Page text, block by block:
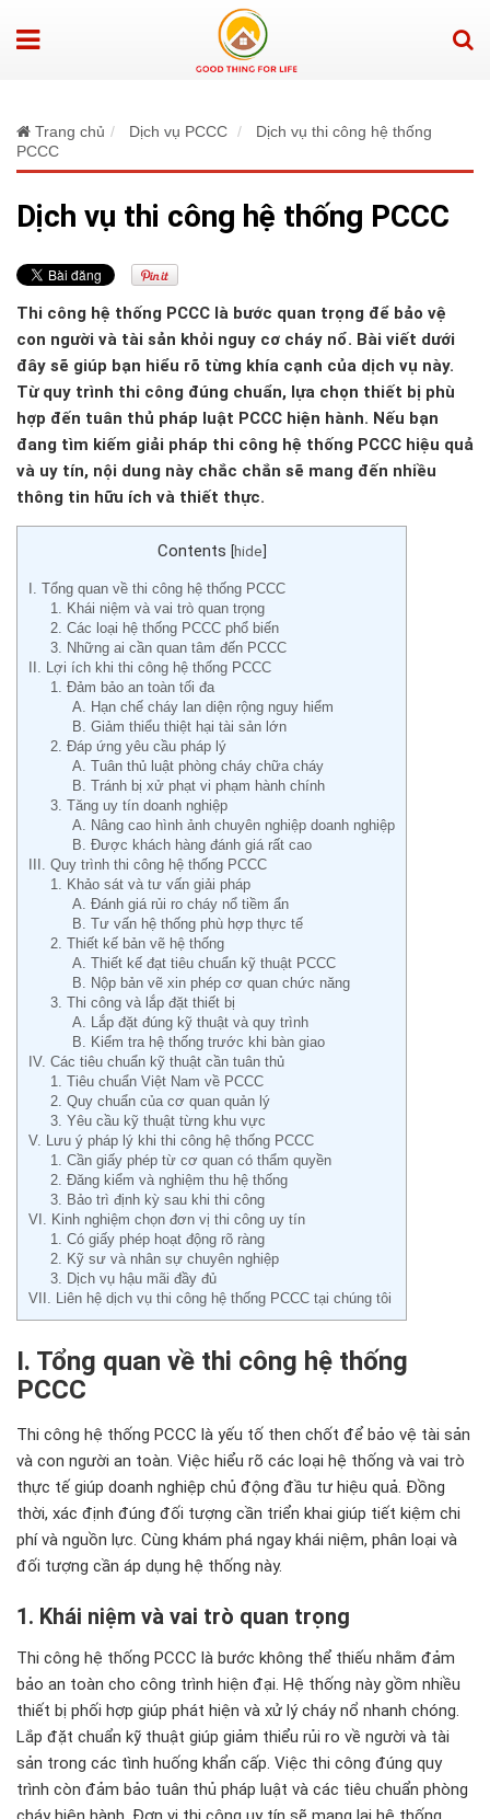
Trang chủ Dịch vụ PCCC
Dịch vụ thi công hệ thống
PCCC
Dịch vụ thi công hệ thống PCCC
Thi công hệ thống PCCC là bước quan trọng để bảo vệ
con người và tài sản khỏi nguy cơ cháy nổ. Bài viết dưới
đây sẽ giúp bạn hiểu rõ từng khía cạnh của dịch vụ này.
Từ quy trình thi công đúng chuẩn, lựa chọn thiết bị phù
hợp đến tuân thủ pháp luật PCCC hiện hành. Nếu bạn
đang tìm kiếm giải pháp thi công hệ thống PCCC hiệu quả
và uy tín, nội dung này chắc chắn sẽ mang đến nhiều
thông tin hữu ích và thiết thực.
Contents [hide]
I. Tổng quan về thi công hệ thống PCCC
1. Khái niệm và vai trò quan trọng
2. Các loại hệ thống PCCC phổ biến
3. Những ai cần quan tâm đến PCCC
II. Lợi ích khi thi công hệ thống PCCC
1. Đảm bảo an toàn tối đa
A. Hạn chế cháy lan diện rộng nguy hiểm
B. Giảm thiểu thiệt hại tài sản lớn
2. Đáp ứng yêu cầu pháp lý
A. Tuân thủ luật phòng cháy chữa cháy
B. Tránh bị xử phạt vi phạm hành chính
3. Tăng uy tín doanh nghiệp
A. Nâng cao hình ảnh chuyên nghiệp doanh nghiệp
B. Được khách hàng đánh giá rất cao
III. Quy trình thi công hệ thống PCCC
1. Khảo sát và tư vấn giải pháp
A. Đánh giá rủi ro cháy nổ tiềm ẩn
B. Tư vấn hệ thống phù hợp thực tế
2. Thiết kế bản vẽ hệ thống
A. Thiết kế đạt tiêu chuẩn kỹ thuật PCCC
B. Nộp bản vẽ xin phép cơ quan chức năng
3. Thi công và lắp đặt thiết bị
A. Lắp đặt đúng kỹ thuật và quy trình
B. Kiểm tra hệ thống trước khi bàn giao
IV. Các tiêu chuẩn kỹ thuật cần tuân thủ
1. Tiêu chuẩn Việt Nam về PCCC
2. Quy chuẩn của cơ quan quản lý
3. Yêu cầu kỹ thuật từng khu vực
V. Lưu ý pháp lý khi thi công hệ thống PCCC
1. Cần giấy phép từ cơ quan có thẩm quyền
2. Đăng kiểm và nghiệm thu hệ thống
3. Bảo trì định kỳ sau khi thi công
VI. Kinh nghiệm chọn đơn vị thi công uy tín
1. Có giấy phép hoạt động rõ ràng
2. Kỹ sư và nhân sự chuyên nghiệp
3. Dịch vụ hậu mãi đầy đủ
VII. Liên hệ dịch vụ thi công hệ thống PCCC tại chúng tôi
I. Tổng quan về thi công hệ thống
PCCC
Thi công hệ thống PCCC là yếu tố then chốt để bảo vệ tài sản
và con người an toàn. Việc hiểu rõ các loại hệ thống và vai trò
thực tế giúp doanh nghiệp chủ động đầu tư hiệu quả. Đồng
thời, xác định đúng đối tượng cần triển khai giúp tiết kiệm chi
phí và nguồn lực. Cùng khám phá ngay khái niệm, phân loại và
đối tượng cần áp dụng hệ thống này.
1. Khái niệm và vai trò quan trọng
Thi công hệ thống PCCC là bước không thể thiếu nhằm đảm
bảo an toàn cho công trình hiện đại. Hệ thống này gồm nhiều
thiết bị phối hợp giúp phát hiện và xử lý cháy nổ nhanh chóng.
Lắp đặt chuẩn kỹ thuật giúp giảm thiểu rủi ro về người và tài
sản trong các tình huống khẩn cấp. Việc thi công đúng quy
trình còn đảm bảo tuân thủ pháp luật và các tiêu chuẩn phòng